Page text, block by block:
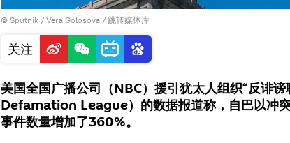
© Sputnik / Vera Golosova / 跳转媒体库
关注
美国全国广播公司（NBC）援引犹太人组织“反诽
Defamation League）的数据报道称，自巴以冲
事件数量增加了360%。